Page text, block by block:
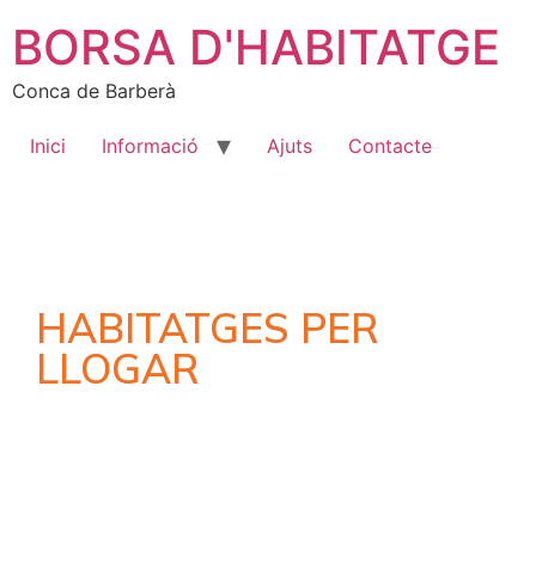
BORSA D'HABITATGE
Conca de Barberà
Inici Informació Ajuts Contacte
HABITATGES PER
LLOGAR